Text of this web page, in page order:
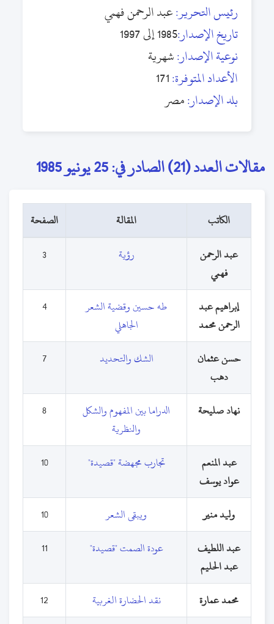
رئيس التحرير:عبد الرحمن فهمي
تاريخ الإصدار:1985 إلى 1997
نوعية الإصدار:شهرية
الأعداد المتوفرة:171
بلد الإصدار:مصر
مقالات العدد (21) الصادر في: 25 يونيو 1985
الكاتب المقالة
الصفحة
عبد الرحمن
فهمي
رؤية 3
إبراهيم عبد
الرحمن محمد
طه حسين وقضية الشعر
الجاهلي
4
حسن عثمان
دهب
الشك والتحديد 7
نهاد صليحة
الدراما بين المفهوم والشكل
والنظرية
8
عبد المنعم
عواد يوسف
تجارب مجهضة "قصيدة" 10
وليد منير ويبقى الشعر
10
عبد اللطيف
عبد الحليم
عودة الصمت "قصيدة" 11
محمد عمارة نقد الحضارة الغربية
12